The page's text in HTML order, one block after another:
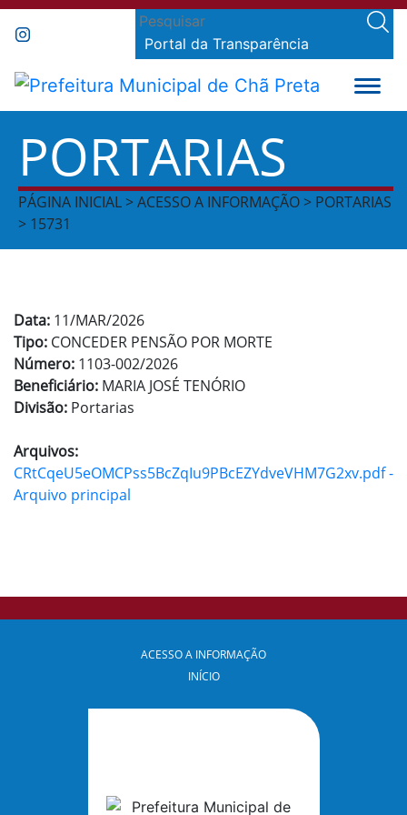
Portal da Transparência
PORTARIAS
PÁGINA INICIAL > ACESSO A INFORMAÇÃO > PORTARIAS
> 15731
Data: 11/MAR/2026
Tipo: CONCEDER PENSÃO POR MORTE
Número: 1103-002/2026
Beneficiário: MARIA JOSÉ TENÓRIO
Divisão: Portarias
Arquivos:
CRtCqeU5eOMCPss5BcZqIu9PBcEZYdveVHM7G2xv.pdf -
Arquivo principal
ACESSO A INFORMAÇÃO
INÍCIO